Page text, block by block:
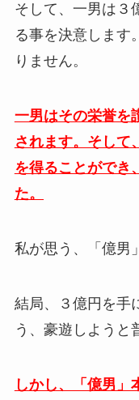
そして、一男は３
る事を決意します
りません。
一男はその栄誉を
されます。そして
を得ることができ
た。
私が思う、「億男
結局、３億円を手
う、豪遊しようと
しかし、「億男」